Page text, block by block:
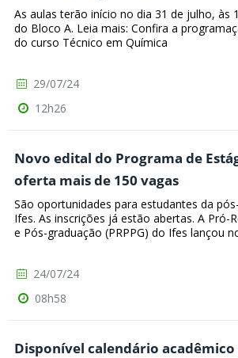
As aulas terão início no dia 31 de julho, às
do Bloco A. Leia mais: Confira a
do curso Técnico em Química
29/07/24
12h26
Novo edital do Programa de
oferta mais de 150 vagas
São oportunidades para estudantes da
Ifes. As inscrições já estão abertas. A Pró-
e Pós-graduação (PRPPG) do Ifes lançou
24/07/24
08h58
Disponível calendário acadêmico